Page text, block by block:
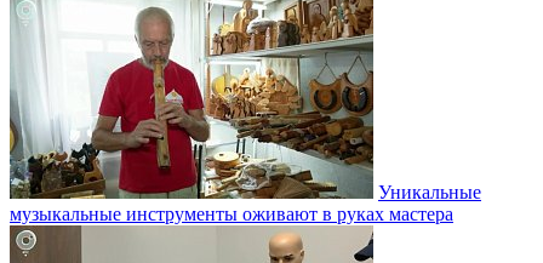
Уникальные
музыкальные инструменты оживают в руках мастера